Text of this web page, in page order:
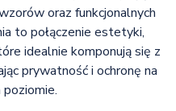
oraz funkcjonalnych
to połączenie estetyki,
idealnie komponują się z
prywatność i ochronę na